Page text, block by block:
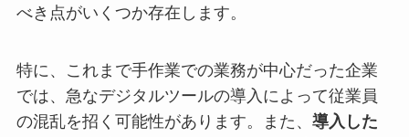
べき点がいくつか存在します。
特に、これまで手作業での業務が中心だった企業
では、急なデジタルツールの導入によって従業員
の混乱を招く可能性があります。また、 導入した